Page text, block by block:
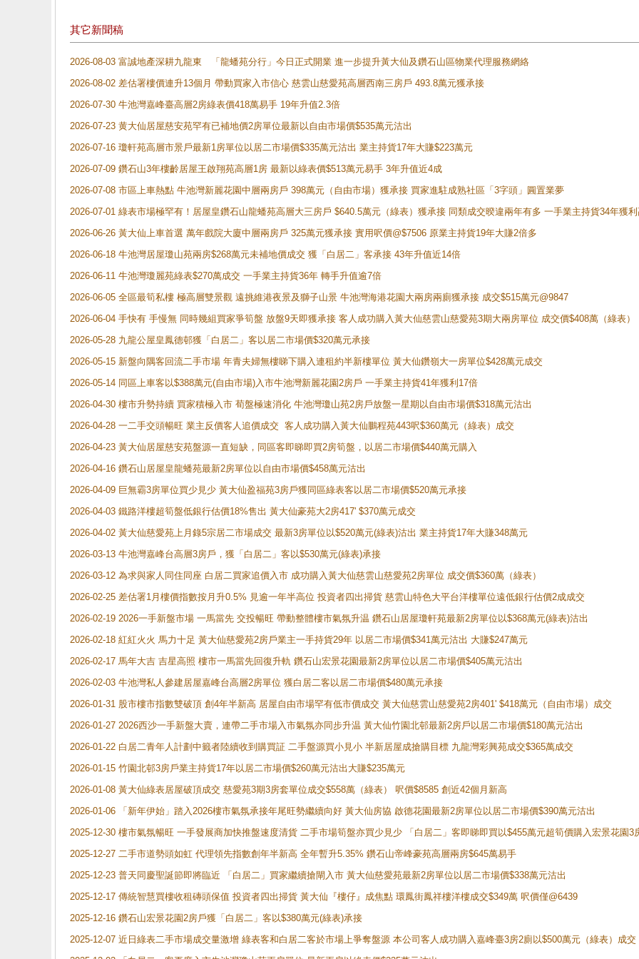
其它新聞稿
2026-08-03 富誠地產深耕九龍東 「龍蟠苑分行」今日正式開業 進一步提升黃大仙及鑽石山區物業代理服務網絡
2026-08-02 差估署樓價連升13個月 帶動買家入市信心 慈雲山慈愛苑高層西南三房戶 493.8萬元獲承接
2026-07-30 牛池灣嘉峰臺高層2房綠表價418萬易手 19年升值2.3倍
2026-07-23 黄大仙居屋慈安苑罕有已補地價2房單位最新以自由市場價$535萬元沽出
2026-07-16 瓊軒苑高層市景戶最新1房單位以居二市場價$335萬元沽出 業主持貨17年大賺$223萬元
2026-07-09 鑽石山3年樓齡居屋王啟翔苑高層1房 最新以綠表價$513萬元易手 3年升值近4成
2026-07-08 市區上車熱點 牛池灣新麗花園中層兩房戶 398萬元（自由市場）獲承接 買家進駐成熟社區「3字頭」圓置業夢
2026-07-01 綠表市場極罕有！居屋皇鑽石山龍蟠苑高層大三房戶 $640.5萬元（綠表）獲承接 同類成交暌違兩年有多 一手業主持貨34年獲
2026-06-26 黃大仙上車首選 萬年戲院大廈中層兩房戶 325萬元獲承接 實用呎價@$7506 原業主持貨19年大賺2倍多
2026-06-18 牛池灣居屋瓊山苑兩房$268萬元未補地價成交 獲「白居二」客承接 43年升值近14倍
2026-06-11 牛池灣瓊麗苑綠表$270萬成交 一手業主持貨36年 轉手升值逾7倍
2026-06-05 全區最筍私樓 極高層雙景觀 遠挑維港夜景及獅子山景 牛池灣海港花園大兩房兩廁獲承接 成交$515萬元@9847
2026-06-04 手快有 手慢無 同時幾組買家爭筍盤 放盤9天即獲承接 客人成功購入黃大仙慈雲山慈愛苑3期大兩房單位 成交價$408萬（綠表）
2026-05-28 九龍公屋皇鳳德邨獲「白居二」客以居二市場價$320萬元承接
2026-05-15 新盤向隅客回流二手市場 年青夫婦無樓睇下購入連租約半新樓單位 黃大仙鑽嶺大一房單位$428萬元成交
2026-05-14 同區上車客以$388萬元(自由市場)入市牛池灣新麗花園2房戶 一手業主持貨41年獲利17倍
2026-04-30 樓市升勢持續 買家積極入市 荀盤極速消化 牛池灣瓊山苑2房戶放盤一星期以自由市場價$318萬元沽出
2026-04-28 一二手交頭暢旺 業主反價客人追價成交 客人成功購入黃大仙鵬程苑443呎$360萬元（綠表）成交
2026-04-23 黃大仙居屋慈安苑盤源一直短缺，同區客即睇即買2房筍盤，以居二市場價$440萬元購入
2026-04-16 鑽石山居屋皇龍蟠苑最新2房單位以自由市場價$458萬元沽出
2026-04-09 巨無霸3房單位買少見少 黃大仙盈福苑3房戶獲同區綠表客以居二市場價$520萬元承接
2026-04-03 鐵路洋樓超筍盤低銀行估價18%售出 黃大仙豪苑大2房417' $370萬元成交
2026-04-02 黃大仙慈愛苑上月錄5宗居二市場成交 最新3房單位以$520萬元(綠表)沽出 業主持貨17年大賺348萬元
2026-03-13 牛池灣嘉峰台高層3房戶，獲「白居二」客以$530萬元(綠表)承接
2026-03-12 為求與家人同住同座 白居二買家追價入市 成功購入黃大仙慈雲山慈愛苑2房單位 成交價$360萬（綠表）
2026-02-25 差估署1月樓價指數按月升0.5% 見逾一年半高位 投資者四出掃貨 慈雲山特色大平台洋樓單位遠低銀行估價2成成交
2026-02-19 2026一手新盤市場 一馬當先 交投暢旺 帶動整體樓市氣氛升温 鑽石山居屋瓊軒苑最新2房單位以$368萬元(綠表)沽出
2026-02-18 紅紅火火 馬力十足 黃大仙慈愛苑2房戶業主一手持貨29年 以居二市場價$341萬元沽出 大賺$247萬元
2026-02-17 馬年大吉 吉星高照 樓市一馬當先回復升軌 鑽石山宏景花園最新2房單位以居二市場價$405萬元沽出
2026-02-03 牛池灣私人參建居屋嘉峰台高層2房單位 獲白居二客以居二市場價$480萬元承接
2026-01-31 股市樓市指數雙破頂 創4年半新高 居屋自由市場罕有低市價成交 黃大仙慈雲山慈愛苑2房401' $418萬元（自由市場）成交
2026-01-27 2026西沙一手新盤大賣，連帶二手市場入市氣氛亦同步升温 黃大仙竹園北邨最新2房戶以居二市場價$180萬元沽出
2026-01-22 白居二青年人計劃中籤者陸續收到購買証 二手盤源買小見小 半新居屋成搶購目標 九龍灣彩興苑成交$365萬成交
2026-01-15 竹園北邨3房戶業主持貨17年以居二市場價$260萬元沽出大賺$235萬元
2026-01-08 黃大仙綠表居屋破頂成交 慈愛苑3期3房套單位成交$558萬（綠表） 呎價$8585 創近42個月新高
2026-01-06 「新年伊始」踏入2026樓市氣氛承接年尾旺勢繼續向好 黃大仙房協 啟德花園最新2房單位以居二市場價$390萬元沽出
2025-12-30 樓市氣氛暢旺 一手發展商加快推盤速度清貨 二手市場筍盤亦買少見少 「白居二」客即睇即買以$455萬元超筍價購入宏景花園3
2025-12-27 二手市道勢頭如虹 代理領先指數創年半新高 全年暫升5.35% 鑽石山帝峰豪苑高層兩房$645萬易手
2025-12-23 普天同慶聖誕節即將臨近 「白居二」買家繼續搶閘入市 黃大仙慈愛苑最新2房單位以居二市場價$338萬元沽出
2025-12-17 傳統智慧買樓收租磚頭保值 投資者四出掃貨 黃大仙『樓仔』成焦點 環鳳街鳳祥樓洋樓成交$349萬 呎價僅@6439
2025-12-16 鑽石山宏景花園2房戶獲「白居二」客以$380萬元(綠表)承接
2025-12-07 近日綠表二手市場成交量激增 綠表客和白居二客於市場上爭奪盤源 本公司客人成功購入嘉峰臺3房2廁以$500萬元（綠表）成交